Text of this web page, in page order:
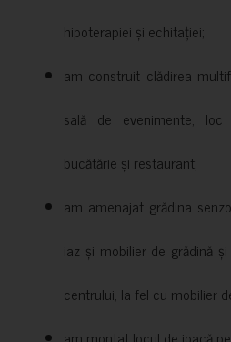
hipoterapiei și echitației;
am construit clădirea
sală de evenimente,
bucătărie și restaurant;
am amenajat grădina
iaz și mobilier de grădină
centrului, la fel cu mobilier